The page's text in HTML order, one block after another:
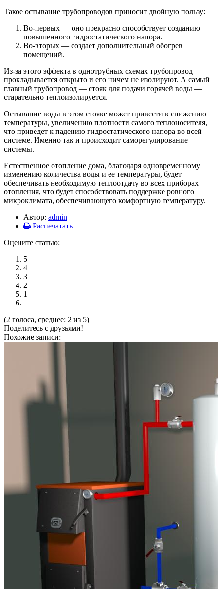
Такое остывание трубопроводов приносит двойную пользу:
Во-первых — оно прекрасно способствует созданию
повышенного гидростатического напора.
Во-вторых — создает дополнительный обогрев
помещений.
Из-за этого эффекта в однотрубных схемах трубопровод
прокладывается открыто и его ничем не изолируют. А самый
главный трубопровод — стояк для подачи горячей воды —
старательно теплоизолируется.
Остывание воды в этом стояке может привести к снижению
температуры, увеличению плотности самого теплоносителя,
что приведет к падению гидростатического напора во всей
системе. Именно так и происходит саморегулирование
системы.
Естественное отопление дома, благодаря одновременному
изменению количества воды и ее температуры, будет
обеспечивать необходимую теплоотдачу во всех приборах
отопления, что будет способствовать поддержке ровного
микроклимата, обеспечивающего комфортную температуру.
Автор: admin
Распечатать
Оцените статью:
5
4
3
2
1
(2 голоса, среднее: 2 из 5)
Поделитесь с друзьями!
Похожие записи: